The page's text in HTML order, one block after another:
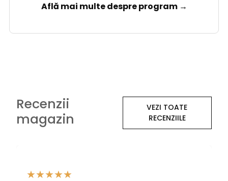
Află mai multe despre program →
Recenzii
magazin
VEZI TOATE
RECENZIILE